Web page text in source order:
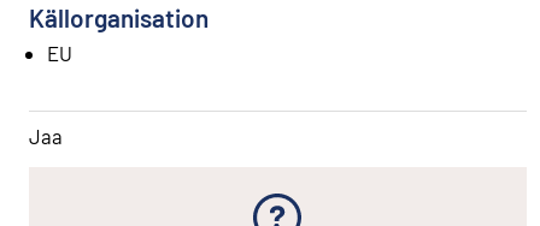
Källorganisation
EU
Jaa